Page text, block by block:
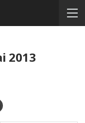
2013